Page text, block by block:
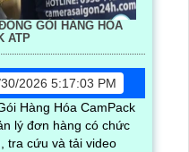
GÓI HÀNG HÓA
ATP
2026 5:17:03 PM
Hàng Hóa CamPack
lý đơn hàng có chức
tra cứu và tải video